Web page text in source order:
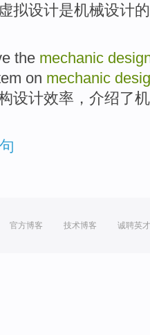
虚拟设计是机械设计的
the mechanic
on mechanic
设计效率 ， 介绍了
官方博客 技术博客 诚聘英才